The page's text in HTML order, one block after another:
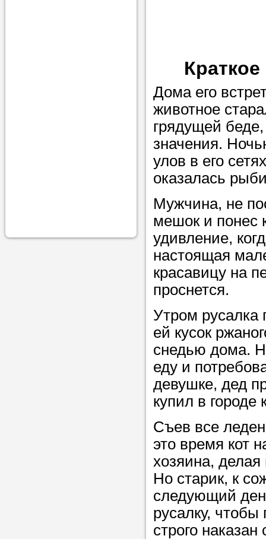
Задайте
Больше не
голову, к
помощью -
Nado5.ru!
Наши
помогут
репетитора
Совет 1.
упростить
достаточно
нам, и
репетитора,
максимально
ваши
Мы
Дома его
животное
грядущей
значения.
улов в его
оказалась
Мужчина, не
мешок и понес
удивление,
настоящая
красавицу на
проснется.
Утром русалка
ей кусок
снедью дома.
еду и
девушке, дед
купил в городе
Съев все
это время кот
хозяина, делая
Но старик, к
следующий
русалку, чтобы
строго наказан